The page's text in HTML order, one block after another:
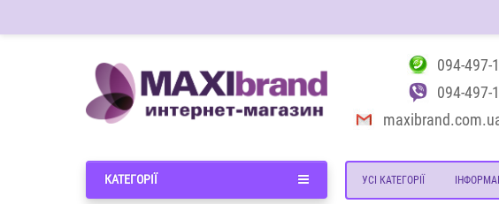
094-497-
094-497-
УСІ КАТЕГОРІЇ
КАТЕГОРІЇ